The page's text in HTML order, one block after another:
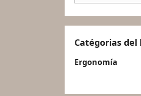
Catégorias del
Ergonomía